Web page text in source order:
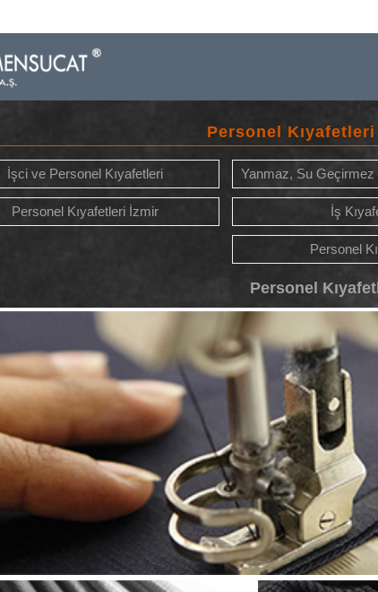
Personel Kıyafetleri
İşci ve Personel Kıyafetleri Yanmaz, Su Geçirmez
Personel Kıyafetleri İzmir İş
Personel
Personel